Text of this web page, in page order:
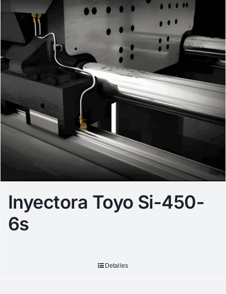
Inyectora Toyo Si-450-
6s
Detalles